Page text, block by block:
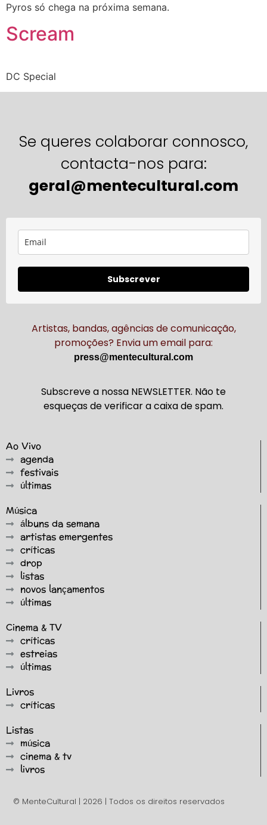
Pyros só chega na próxima semana.
Scream
DC Special
Se queres colaborar connosco,
contacta-nos para:
geral@mentecultural.com
Subscrever
Artistas, bandas, agências de comunicação,
promoções? Envia um email para:
press@mentecultural.com
Subscreve a nossa NEWSLETTER. Não te
esqueças de verificar a caixa de spam.
Ao Vivo
agenda
festivais
últimas
Música
álbuns da semana
artistas emergentes
críticas
drop
listas
novos lançamentos
últimas
Cinema & TV
críticas
estreias
últimas
Livros
críticas
Listas
música
cinema & tv
livros
© MenteCultural | 2026 | Todos os direitos reservados